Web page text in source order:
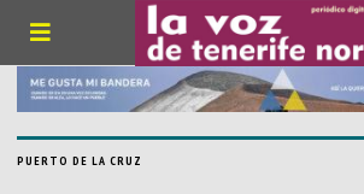
PUERTO DE LA CRUZ